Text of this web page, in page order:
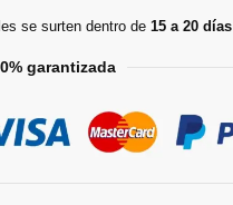
se surten dentro de 15 a 20 días
garantizada